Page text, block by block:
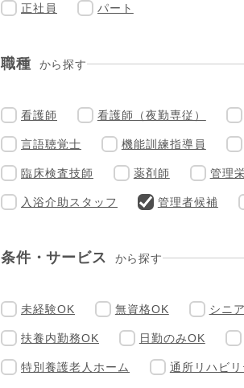
正社員 パート
職種 から探す
看護師 看護師（夜勤専従）
言語聴覚士 機能訓練指導員
臨床検査技師 薬剤師 管理
入浴介助スタッフ 管理者候補
条件・サービス から探す
未経験OK 無資格OK シニ
扶養内勤務OK 日勤のみOK
特別養護老人ホーム 通所リハビ